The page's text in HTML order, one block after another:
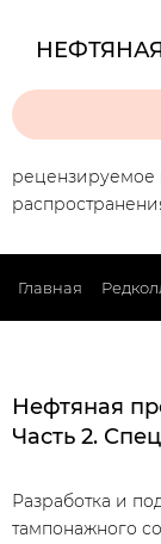
рецензируемое
Главная
Нефтяная
Часть 2.
Разработка и
тампонажного